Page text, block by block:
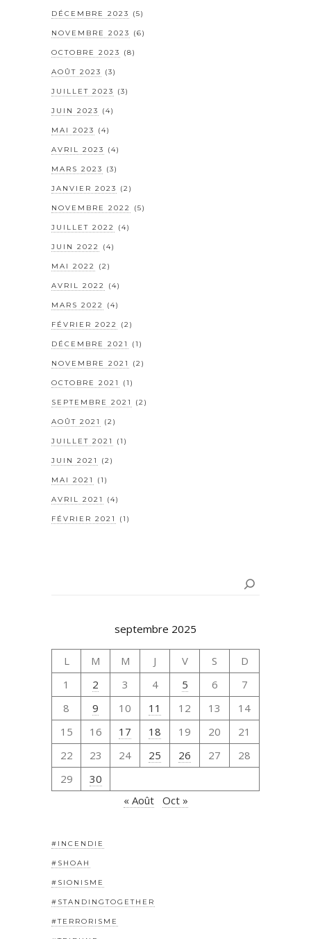
DÉCEMBRE 2023 (5)
NOVEMBRE 2023 (6)
OCTOBRE 2023 (8)
AOÛT 2023 (3)
JUILLET 2023 (3)
JUIN 2023 (4)
MAI 2023 (4)
AVRIL 2023 (4)
MARS 2023 (3)
JANVIER 2023 (2)
NOVEMBRE 2022 (5)
JUILLET 2022 (4)
JUIN 2022 (4)
MAI 2022 (2)
AVRIL 2022 (4)
MARS 2022 (4)
FÉVRIER 2022 (2)
DÉCEMBRE 2021 (1)
NOVEMBRE 2021 (2)
OCTOBRE 2021 (1)
SEPTEMBRE 2021 (2)
AOÛT 2021 (2)
JUILLET 2021 (1)
JUIN 2021 (2)
MAI 2021 (1)
AVRIL 2021 (4)
FÉVRIER 2021 (1)
septembre 2025
L M M J V S
D
1
2 3 4 5 6
7
8
9 10 11 12 13
14
15
16 17 18 19 20
21
22
23 24 25 26 27
28
29
30
« Août
Oct »
#INCENDIE
#SHOAH
#SIONISME
#STANDINGTOGETHER
#TERRORISME